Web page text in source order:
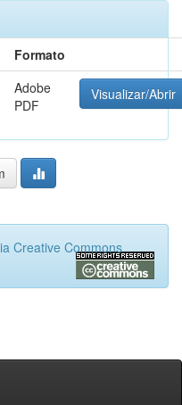
Formato
Adobe
PDF
Visualizar/Abrir
Creative Commons